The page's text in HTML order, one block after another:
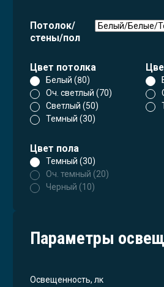
Потолок/
стены/пол
Цвет потолка
Белый (80)
Оч. светлый (70)
Светлый (50)
Темный (30)
Цвет пола
Темный (30)
Оч. темный (20)
Черный (10)
Параметры
Освещенность, лк